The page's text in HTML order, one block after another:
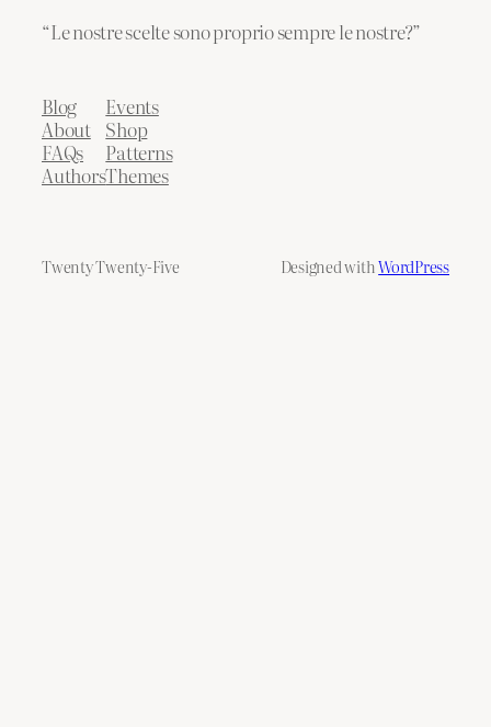
“Le nostre scelte sono proprio sempre le nostre?”
Blog
About
FAQs
Authors
Events
Shop
Patterns
Themes
Twenty Twenty-Five Designed withWordPress